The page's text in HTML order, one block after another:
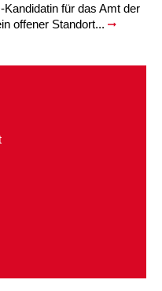
Kandidatin für das Amt der
offener Standort...